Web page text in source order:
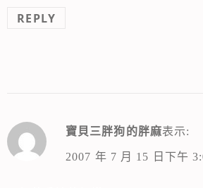
REPLY
寶貝三胖狗的胖麻表示:
2007 年 7 月 15 日下午